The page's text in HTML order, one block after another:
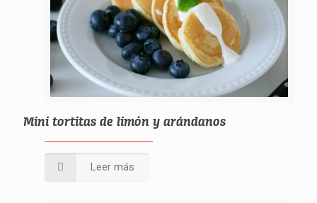
Mini tortitas de limón y arándanos
Leer más